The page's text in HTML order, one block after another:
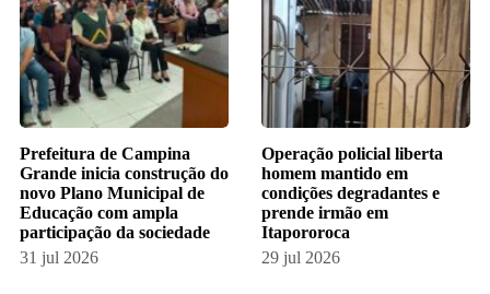
Prefeitura de Campina
Grande inicia construção do
novo Plano Municipal de
Educação com ampla
participação da sociedade
31 jul 2026
Operação policial liberta
homem mantido em
condições degradantes e
prende irmão em
Itapororoca
29 jul 2026